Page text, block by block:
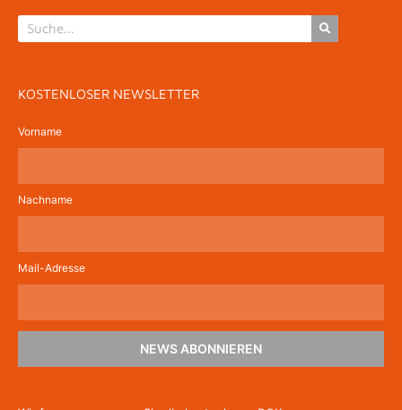
KOSTENLOSER NEWSLETTER
Vorname
Nachname
Mail-Adresse
NEWS ABONNIEREN